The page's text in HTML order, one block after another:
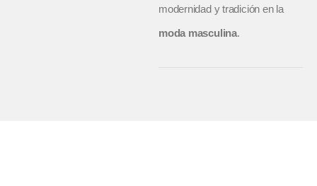
modernidad y tradición en la
moda masculina.